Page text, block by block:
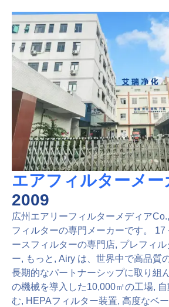
エアフィルターメー
2009
広州エアリーフィルターメディア
フィルターの専門メーカーです。 17
ースフィルターの専門店, プレフィル
ー, もっと, Airy は、世界中で高品質
長期的なパートナーシップに取り組
の機械を導入した10,000㎡の工場,
む, HEPAフィルター装置, 高度なベ